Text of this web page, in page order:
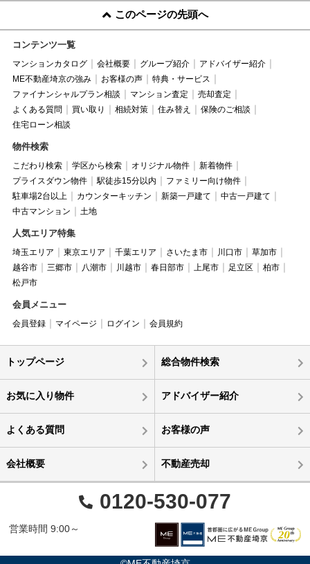
このページの先頭へ
コンテンツ一覧
マンションカタログ 会社概要 グループ紹介
アドバイザー紹介
ME不動産埼京の強み
お客様の声
特典・サービス
ファイナンシャルプラン相談
マンション査定
売却査定
よくある質問
買い取り 相続対策 住み替え
保険のご相談
住宅ローン相談
物件検索
こだわり検索 学区から検索 オリジナル物件
新着物件
プライスダウン物件
駅徒歩15分以内
ファミリー向け物件
駐車場2台以上
カウンターキッチン 新築一戸建て
中古一戸建て
中古マンション
土地
人気エリア特集
埼玉エリア 東京エリア 千葉エリア さいたま市 川口市
草加市
越谷市
三郷市 八潮市 川越市 春日部市 上尾市 足立区
柏市
松戸市
会員メニュー
会員登録 マイページ ログイン 会員規約
トップページ 総合物件検索
お気に入り物件 アドバイザー紹介
よくある質問 お客様の声
会社概要 不動産売却
0120-530-077
営業時間 9:00～